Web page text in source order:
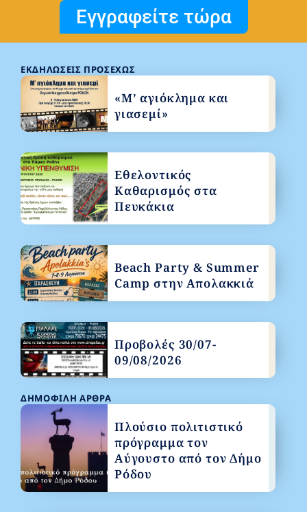
Εγγραφείτε τώρα
ΔΗΜΟΦΙΛΉ ΆΡΘΡΑ
Πλούσιο πολιτιστικό
πρόγραμμα τον
Αύγουστο από τον Δήμο
Ρόδου
ΕΚΔΗΛΏΣΕΙΣ ΠΡΟΣΕΧΏΣ
«Μ’ αγιόκλημα και
γιασεμί»
Εθελοντικός
Καθαρισμός στα
Πευκάκια
Beach Party & Summer
Camp στην Απολακκιά
Προβολές 30/07-
09/08/2026